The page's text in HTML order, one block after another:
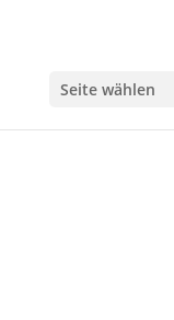
Seite wählen